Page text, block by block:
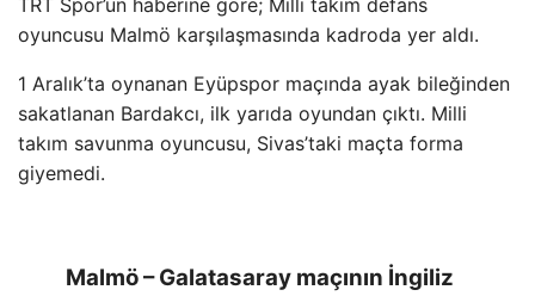
oyuncusu Malmö karşılaşmasında kadroda yer aldı.
1 Aralık’ta oynanan Eyüpspor maçında ayak bileğinden
sakatlanan Bardakcı, ilk yarıda oyundan çıktı. Milli
takım savunma oyuncusu, Sivas’taki maçta forma
giyemedi.
Malmö – Galatasaray maçının İngiliz